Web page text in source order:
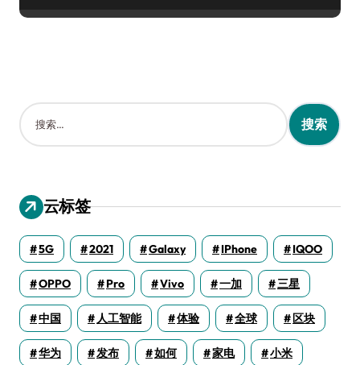
搜
索
：
云标签
5G 2021 Galaxy IPhone IQOO
OPPO Pro Vivo 一加 三星
中国 人工智能 体验 全球 区块
华为 发布 如何 家电 小米